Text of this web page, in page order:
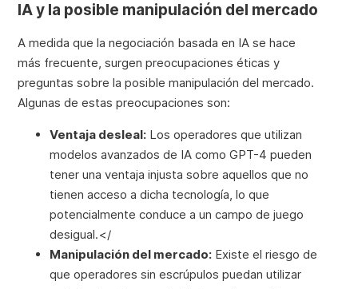
IA y la posible manipulación del mercado
A medida que la negociación basada en IA se hace
más frecuente, surgen preocupaciones éticas y
preguntas sobre la posible manipulación del mercado.
Algunas de estas preocupaciones son:
Ventaja desleal: Los operadores que utilizan
modelos avanzados de IA como GPT-4 pueden
tener una ventaja injusta sobre aquellos que no
tienen acceso a dicha tecnología, lo que
potencialmente conduce a un campo de juego
desigual.</
Manipulación del mercado: Existe el riesgo de
que operadores sin escrúpulos puedan utilizar